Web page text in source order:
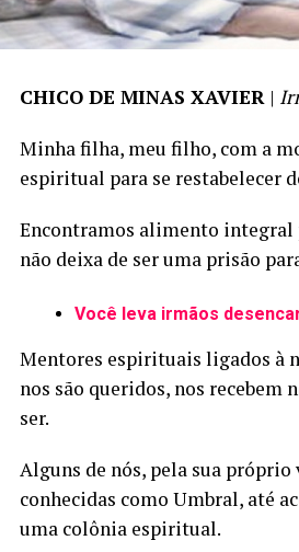
CHICO DE MINAS XAVIER |
Minha filha, meu filho, com a
espiritual para se restabelecer
Encontramos alimento integral
não deixa de ser uma prisão
Você leva irmãos
Mentores espirituais ligados à
nos são queridos, nos recebem
ser.
Alguns de nós, pela sua
conhecidas como Umbral, até
uma colônia espiritual.